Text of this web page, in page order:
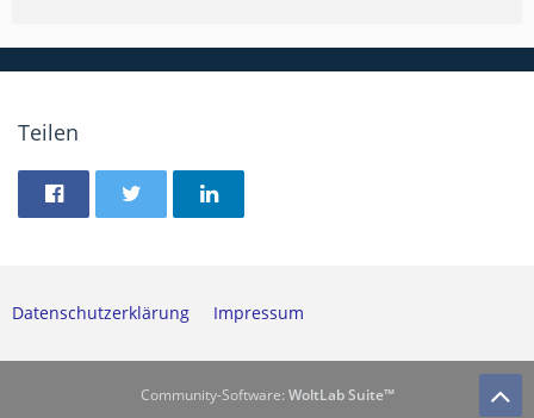
Teilen
Datenschutzerklärung Impressum
Community-Software: WoltLab Suite™